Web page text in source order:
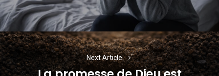
post:
Next Article